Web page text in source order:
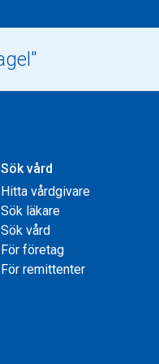
Sök vård
Hitta vårdgivare
Sök läkare
Sök vård
För företag
För remittenter